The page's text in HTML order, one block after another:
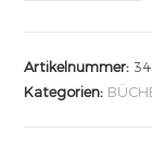
Artikelnummer:
Kategorien: